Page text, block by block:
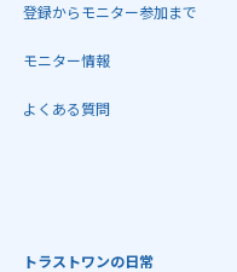
登録からモニター参加まで
モニター情報
よくある質問
トラストワンの日常